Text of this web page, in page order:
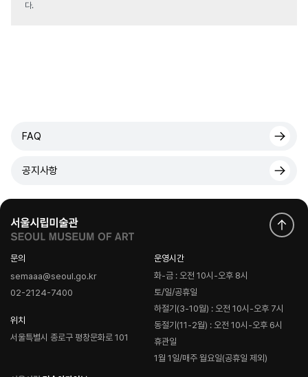
다.
FAQ
공지사항
문의
semaaa@seoul.go.kr
02-2124-7400
위치
서울특별시 종로구 평창문화로 101
운영시간
화-금 : 오전 10시-오후 8시
토/일/공휴일
하절기(3-10월) : 오전 10시-오후 7시
동절기(11-2월) : 오전 10시-오후 6시
휴관일
1월 1일/매주 월요일(공휴일 제외)